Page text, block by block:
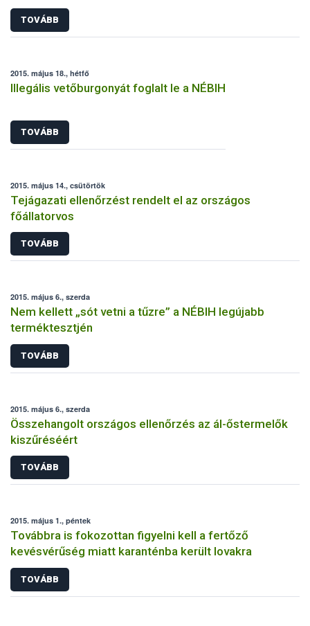
TOVÁBB
2015. május 18., hétfő
Illegális vetőburgonyát foglalt le a NÉBIH
TOVÁBB
2015. május 14., csütörtök
Tejágazati ellenőrzést rendelt el az országos
főállatorvos
TOVÁBB
2015. május 6., szerda
Nem kellett „sót vetni a tűzre” a NÉBIH legújabb
terméktesztjén
TOVÁBB
2015. május 6., szerda
Összehangolt országos ellenőrzés az ál-őstermelők
kiszűréséért
TOVÁBB
2015. május 1., péntek
Továbbra is fokozottan figyelni kell a fertőző
kevésvérűség miatt karanténba került lovakra
TOVÁBB